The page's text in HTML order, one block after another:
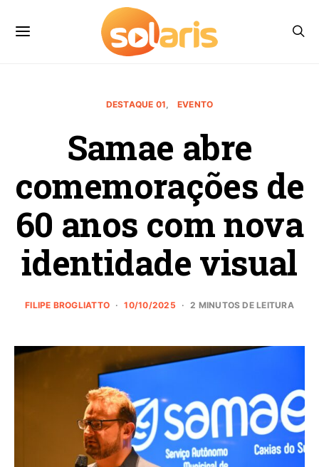
DESTAQUE 01 EVENTO
Samae abre
comemorações de
60 anos com nova
identidade visual
FILIPE BROGLIATTO 10/10/2025 2 MINUTOS DE LEITURA